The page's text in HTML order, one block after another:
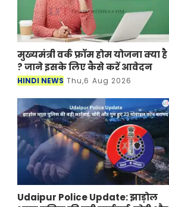
मुख्यमंत्री वर्क फ्रॉम होम योजना क्या है
? जाने इसके लिए कैसे करें आवेदन
HINDI NEWS Thu,6 Aug 2026
Udaipur Police Update: झाड़ोल